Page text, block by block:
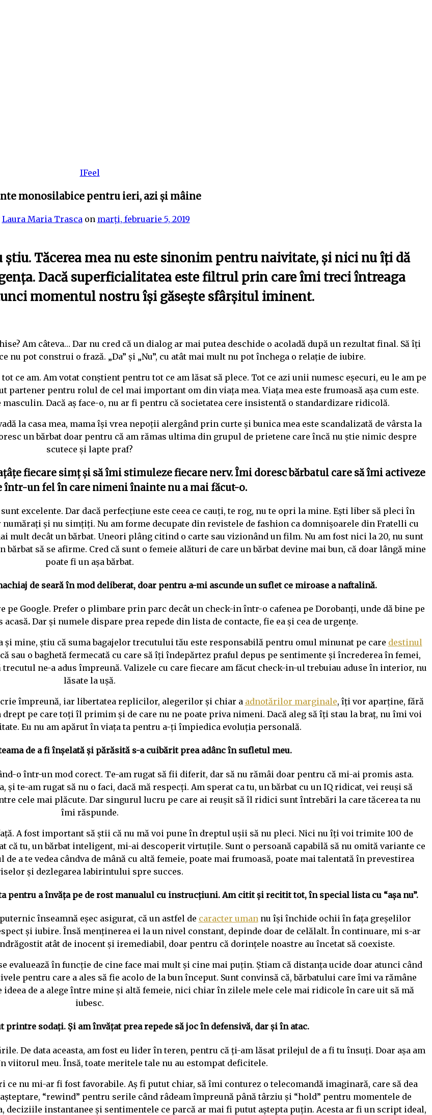
IFeel
monosilabice pentru ieri, azi și mâine
Laura Maria Trasca on marți, februarie 5, 2019
știu. Tăcerea mea nu este sinonim pentru naivitate, și nici nu îți dă
Dacăsuperficialitatea este filtrul prin care îmi treci întreaga
momentul nostru își găsește sfârșitul iminent.
Am câteva… Dar nu cred că un dialog ar mai putea deschide o acoladă după un rezultat final. Să îți
nu pot construi o frază. „Da” și „Nu”, cu atât mai mult nu pot închega o relație de iubire.
ce am. Am votat conștient pentru tot ce am lăsat să plece. Tot ce azi unii numesc eșecuri, eu le am pe
pentru rolul de cel mai important om din viața mea. Viața mea este frumoasă așa cum este.
Dacă aș face-o, nu ar fi pentru că societatea cere insistentă o standardizare ridicolă.
la casa mea, mama își vrea nepoții alergând prin curte și bunica mea este scandalizată de vârsta la
un bărbat doar pentru că am rămas ultima din grupul de prietene care încă nu știe nimic despre
scutece și lapte praf?
fiecare simțși săîmi stimuleze fiecare nerv. Îmi doresc bărbatul care săîmi activeze
într-un fel în care nimeni înainte nu a mai făcut-o.
excelente. Dar dacă perfecțiune este ceea ce cauți, te rog, nu te opri la mine. Ești liber să pleci în
și nu simțiți. Nu am forme decupate din revistele de fashion ca domnișoarele din Fratelli cu
mult decât un bărbat. Uneori plâng citind o carte sau vizionând un film. Nu am fost nici la 20, nu sunt
să se afirme. Cred că sunt o femeie alături de care un bărbat devine mai bun, că doar lângă mine
poate fi un așa bărbat.
de seară în mod deliberat, doar pentru a-mi ascunde un suflet ce miroase a naftalină.
pe Google. Prefer o plimbare prin parc decât un check-in într-o cafenea pe Dorobanți, unde dă bine pe
acasă. Dar și numele dispare prea repede din lista de contacte, fie ea și cea de urgențe.
și mine, știu că suma bagajelor trecutului tău este responsabilă pentru omul minunat pe care destinul
sau o baghetă fermecată cu care să îți îndepărtez praful depus pe sentimente și încrederea în femei,
ne-a adus împreună. Valizele cu care fiecare am făcut check-in-ul trebuiau aduse în interior, nu
lăsate la ușă.
împreună, iar libertatea replicilor, alegerilor și chiar a adnotărilor marginale, îți vor aparține, fără
pe care toți îl primim și de care nu ne poate priva nimeni. Dacă aleg să îți stau la braț, nu îmi voi
Eu nu am apărut în viața ta pentru a-ți împiedica evoluția personală.
de a fi înșelată și părăsită s-a cuibărit prea adânc în sufletul meu.
o într-un mod corect. Te-am rugat să fii diferit, dar să nu rămâi doar pentru că mi-ai promis asta.
te-am rugat să nu o faci, dacă mă respecți. Am sperat ca tu, un bărbat cu un IQ ridicat, vei reuși să
cele mai plăcute. Dar singurul lucru pe care ai reușit să îl ridici sunt întrebări la care tăcerea ta nu
îmi răspunde.
A fost important să știi că nu mă voi pune în dreptul ușii să nu pleci. Nici nu îți voi trimite 100 de
că tu, un bărbat inteligent, mi-ai descoperit virtuțile. Sunt o persoană capabilă să nu omită variante ce
a te vedea cândva de mână cu altă femeie, poate mai frumoasă, poate mai talentată în prevestirea
și dezlegarea labirintului spre succes.
pentru a învăța pe de rost manualul cu instrucțiuni. Am citit și recitit tot, în special lista cu “așa nu”.
înseamnă eșec asigurat, că un astfel de caracter umannu își închide ochii în fața greșelilor
și iubire. Însă menținerea ei la un nivel constant, depinde doar de celălalt. În continuare, mi s-ar
atât de inocent și iremediabil, doar pentru că dorințele noastre au încetat să coexiste.
evaluează în funcție de cine face mai mult și cine mai puțin. Știam că distanța ucide doar atunci când
pentru care a ales să fie acolo de la bun început. Sunt convinsă că, bărbatului care îmi va rămâne
de a alege între mine și altă femeie, nici chiar în zilele mele cele mai ridicole în care uit să mă
iubesc.
printre sodați. Și am învățat prea repede să joc în defensivă, dar și în atac.
De data aceasta, am fost eu lider în teren, pentru că ți-am lăsat prilejul de a fi tu însuți. Doar așa am
viitorul meu. Însă, toate meritele tale nu au estompat deficitele.
nu mi-ar fi fost favorabile. Aș fi putut chiar, să îmi conturez o telecomandă imaginară, care să dea
“rewind” pentru serile când râdeam împreună până târziu și “hold” pentru momentele de
deciziile instantanee și sentimentele ce parcă ar mai fi putut aștepta puțin. Acesta ar fi un script ideal,